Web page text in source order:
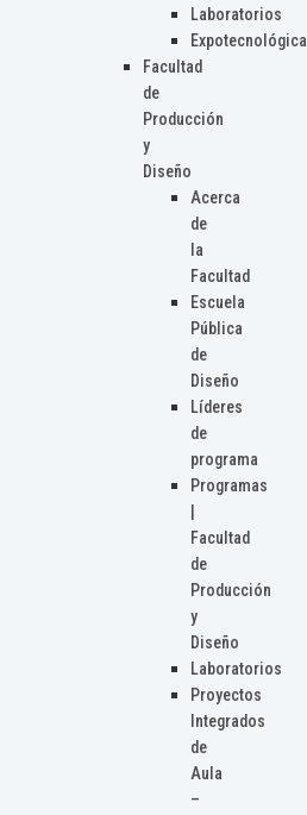
Laboratorios
Expotecnológica
Facultad
de
Producción
y
Diseño
Acerca
de
la
Facultad
Escuela
Pública
de
Diseño
Líderes
de
programa
Programas
Facultad
de
Producción
y
Diseño
Laboratorios
Proyectos
Integrados
de
Aula
–